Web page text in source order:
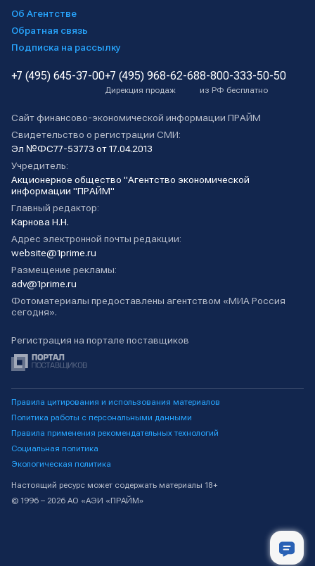
Об Агентстве
Обратная связь
Подписка на рассылку
+7 (495) 645-37-00+7 (495) 968-62-68
Дирекция продаж
8-800-333-50-50
из РФ бесплатно
Сайт финансово-экономической информации ПРАЙМ
Свидетельство о регистрации СМИ:
Эл №ФС77-53773 от 17.04.2013
Учредитель:
Акционерное общество "Агентство экономической
информации "ПРАЙМ"
Главный редактор:
Карнова Н.Н.
Адрес электронной почты редакции:
website@1prime.ru
Размещение рекламы:
adv@1prime.ru
Фотоматериалы предоставлены агентством «МИА Россия
сегодня».
Регистрация на портале поставщиков
Правила цитирования и использования материалов
Политика работы с персональными данными
Правила применения рекомендательных технологий
Социальная политика
Экологическая политика
Настоящий ресурс может содержать материалы 18+
© 1996 – 2026 АО «АЭИ «ПРАЙМ»